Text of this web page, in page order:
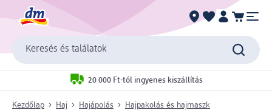
Keresés és találatok
20 000 Ft-tól ingyenes kiszállítás
Kezdőlap Haj Hajápolás Hajpakolás és hajmaszk